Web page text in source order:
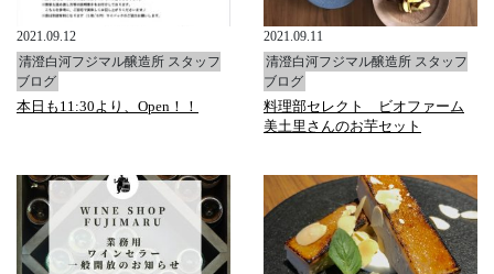
2021.09.12
清澄白河フジマル醸造所 スタッフ
ブログ
本日も11:30より、Open！！
2021.09.11
清澄白河フジマル醸造所 スタッフ
ブログ
料理部セレクト ビオファーム
美土里さんのお芋セット